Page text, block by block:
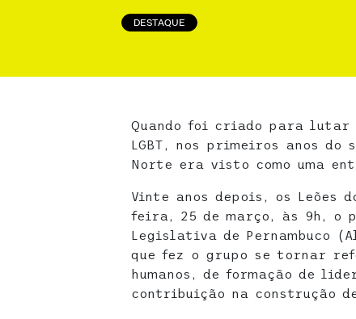
DESTAQUE
Quando foi criado para lutar
LGBT, nos primeiros anos do
Norte era visto como uma
Vinte anos depois, os Leões
feira, 25 de março, às 9h, o
Legislativa de Pernambuco
que fez o grupo se tornar
humanos, de formação de
contribuição na construção